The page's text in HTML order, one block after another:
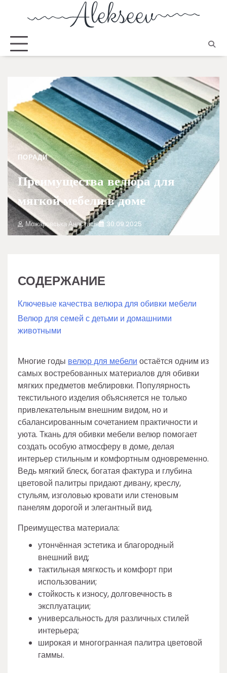
ПОРАДИ
Преимущества велюра для
мягкой мебели в доме
Можаровська Анастасія 30.09.2025
СОДЕРЖАНИЕ
Ключевые качества велюра для обивки мебели
Велюр для семей с детьми и домашними
животными
Многие годы велюр для мебели остаётся одним из
самых востребованных материалов для обивки
мягких предметов меблировки. Популярность
текстильного изделия объясняется не только
привлекательным внешним видом, но и
сбалансированным сочетанием практичности и
уюта. Ткань для обивки мебели велюр помогает
создать особую атмосферу в доме, делая
интерьер стильным и комфортным одновременно.
Ведь мягкий блеск, богатая фактура и глубина
цветовой палитры придают дивану, креслу,
стульям, изголовью кровати или стеновым
панелям дорогой и элегантный вид.
Преимущества материала:
утончённая эстетика и благородный
внешний вид;
тактильная мягкость и комфорт при
использовании;
стойкость к износу, долговечность в
эксплуатации;
универсальность для различных стилей
интерьера;
широкая и многогранная палитра цветовой
гаммы.